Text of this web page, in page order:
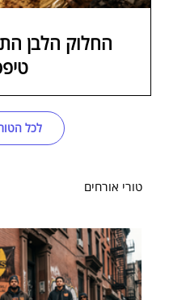
החלוק הלבן
לכל
טורי אורחים